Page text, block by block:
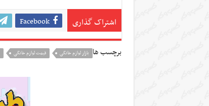
اشتراک گذاری Facebook
برچسب ها بازار لوازم خانگی قیمت لوازم خانگی